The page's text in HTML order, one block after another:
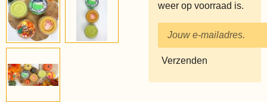
weer op voorraad is.
Verzenden